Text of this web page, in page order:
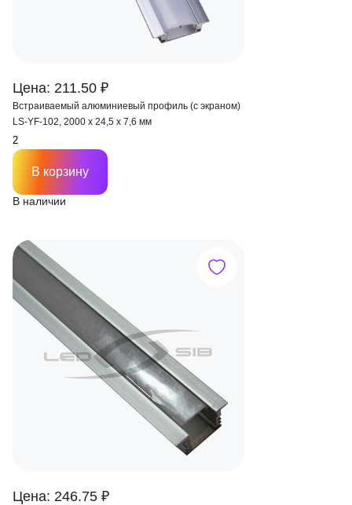
Цена: 211.50 ₽
Встраиваемый алюминиевый профиль (с экраном)
LS-YF-102, 2000 х 24,5 х 7,6 мм
В наличии
В корзину
Цена: 246.75 ₽